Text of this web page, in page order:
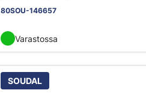
80SOU-146657
Varastossa
SOUDAL